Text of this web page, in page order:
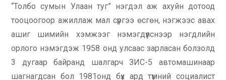
“Толбо сумын Улаан туг” нэгдэл аж ахуйн дотоод
тооцоогоор ажиллаж мал сүргээ өсгөн, нэгжээс авах
ашиг шимийн хэмжээг нэмэгдүүлснээр нэгдлийн
орлого нэмэгдэж 1958 онд улсаас зарласан болзолд
3 дугаар байранд шалгарч ЗИС-5 автомашинаар
шагнагдсан бол 1981онд бүх ард түмний социалист